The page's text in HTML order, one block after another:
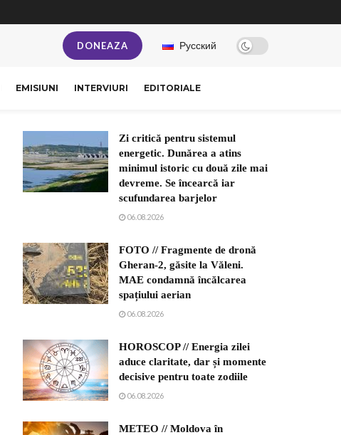
DONEAZA Русский
EMISIUNI INTERVIURI EDITORIALE
Zi critică pentru sistemul
energetic. Dunărea a atins
minimul istoric cu două zile mai
devreme. Se încearcă iar
scufundarea barjelor
06.08.2026
FOTO // Fragmente de dronă
Gheran-2, găsite la Văleni.
MAE condamnă încălcarea
spațiului aerian
06.08.2026
HOROSCOP // Energia zilei
aduce claritate, dar și momente
decisive pentru toate zodiile
06.08.2026
METEO // Moldova în